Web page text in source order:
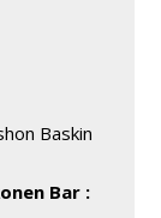
Baskin
Bar :